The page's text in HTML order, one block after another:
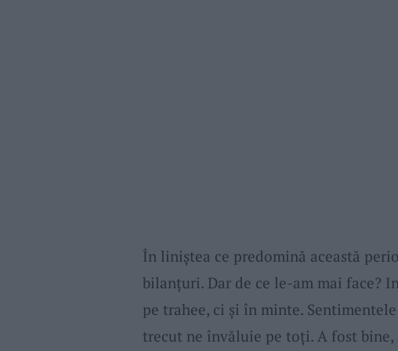
În liniștea ce predomină această
bilanțuri. Dar de ce le-am mai face?
pe trahee, ci şi în minte.
trecut ne învăluie pe toți. A fost